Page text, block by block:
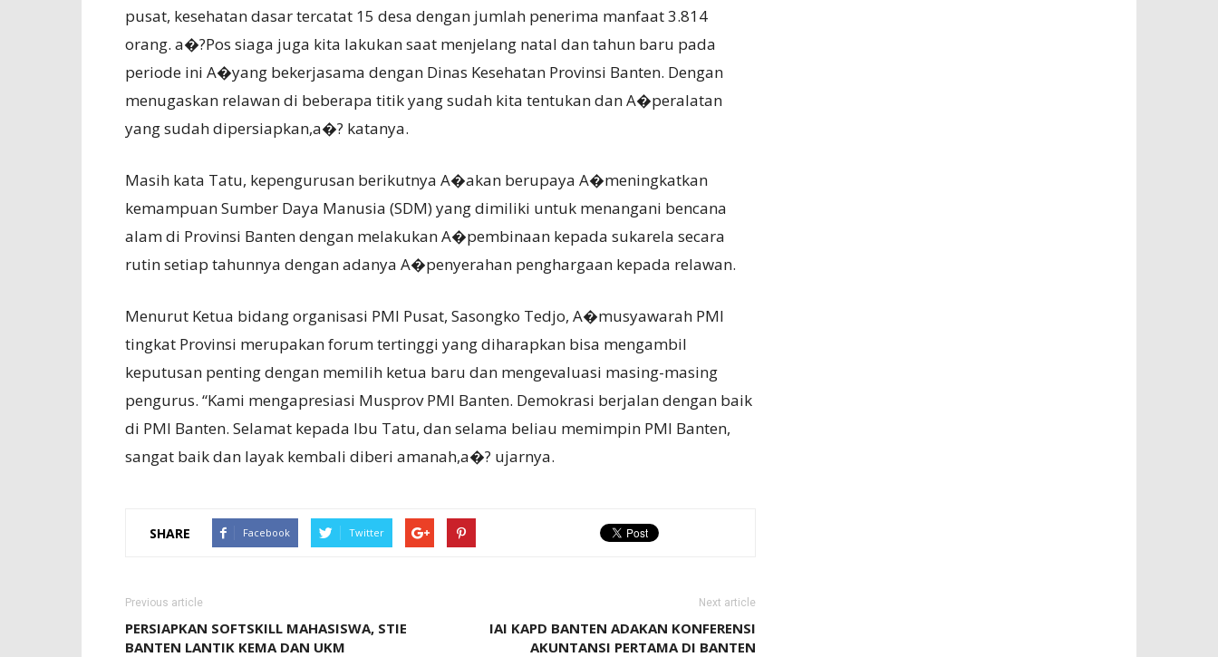
pusat, kesehatan dasar tercatat 15 desa dengan jumlah penerima manfaat 3.814
orang. a�?Pos siaga juga kita lakukan saat menjelang natal dan tahun baru pada
periode ini A�yang bekerjasama dengan Dinas Kesehatan Provinsi Banten. Dengan
menugaskan relawan di beberapa titik yang sudah kita tentukan dan A�peralatan
yang sudah dipersiapkan,a�? katanya.
Masih kata Tatu, kepengurusan berikutnya A�akan berupaya A�meningkatkan
kemampuan Sumber Daya Manusia (SDM) yang dimiliki untuk menangani bencana
alam di Provinsi Banten dengan melakukan A�pembinaan kepada sukarela secara
rutin setiap tahunnya dengan adanya A�penyerahan penghargaan kepada relawan.
Menurut Ketua bidang organisasi PMI Pusat, Sasongko Tedjo, A�musyawarah PMI
tingkat Provinsi merupakan forum tertinggi yang diharapkan bisa mengambil
keputusan penting dengan memilih ketua baru dan mengevaluasi masing-masing
pengurus. “Kami mengapresiasi Musprov PMI Banten. Demokrasi berjalan dengan baik
di PMI Banten. Selamat kepada Ibu Tatu, dan selama beliau memimpin PMI Banten,
sangat baik dan layak kembali diberi amanah,a�? ujarnya.
SHARE Facebook Twitter
Previous article
PERSIAPKAN SOFTSKILL MAHASISWA, STIE
BANTEN LANTIK KEMA DAN UKM
Next article
IAI KAPD BANTEN ADAKAN KONFERENSI
AKUNTANSI PERTAMA DI BANTEN